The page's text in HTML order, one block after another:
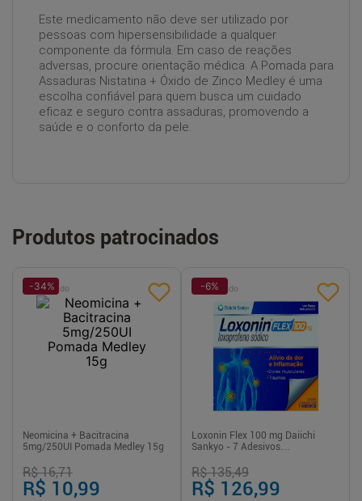
Este medicamento não deve ser utilizado por
pessoas com hipersensibilidade a qualquer
componente da fórmula. Em caso de reações
adversas, procure orientação médica. A Pomada para
Assaduras Nistatina + Óxido de Zinco Medley é uma
escolha confiável para quem busca um cuidado
eficaz e seguro contra assaduras, promovendo a
saúde e o conforto da pele.
Produtos patrocinados
Patrocinado
-34%
Neomicina + Bacitracina
5mg/250UI Pomada Medley 15g
R$ 16,71
R$ 10,99
Patrocinado
-6%
Loxonin Flex 100 mg Daiichi
Sankyo - 7 Adesivos
R$ 135,49
R$ 126,99